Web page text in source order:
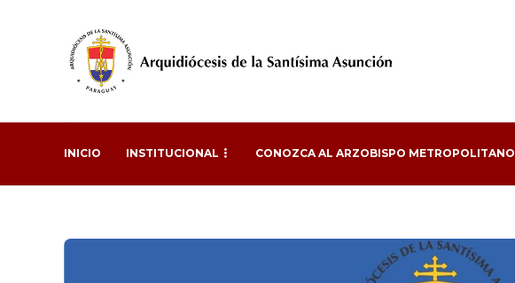
INICIO INSTITUCIONAL CONOZCA AL ARZOBISPO METROPOLITANO